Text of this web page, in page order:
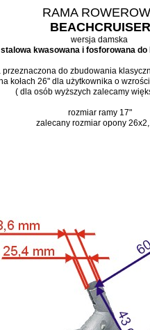
RAMA
BEACHCRUISER
wersja damska
stalowa kwasowana i fosforowana do
przeznaczona do zbudowania
kołach 26" dla użytkownika o
( dla osób wyższych zalecamy
rozmiar ramy 17"
zalecany rozmiar opony